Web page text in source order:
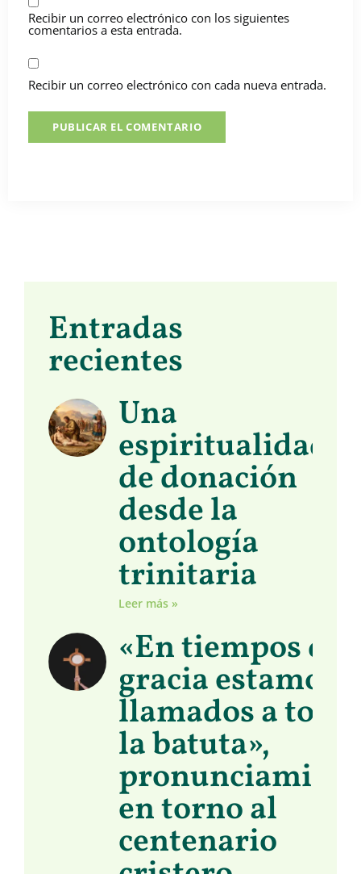
Recibir un correo electrónico con los siguientes
comentarios a esta entrada.
Recibir un correo electrónico con cada nueva entrada.
Entradas
recientes
Una
espiritualidad
de donación
desde la
ontología
trinitaria
Leer más »
«En tiempos de
gracia estamos
llamados a
la batuta»,
en torno al
centenario